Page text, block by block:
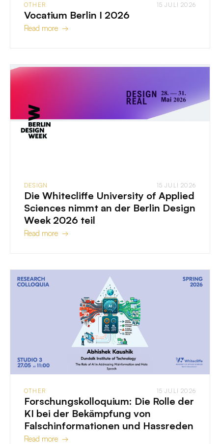
OTHER 15 JULI 2026
Vocatium Berlin I 2026
Read more →
DESIGN 15 JULI 2026
Die Whitecliffe University of Applied
Sciences nimmt an der Berlin Design
Week 2026 teil
Read more →
OTHER 15 JULI 2026
Forschungskolloquium: Die Rolle der
KI bei der Bekämpfung von
Falschinformationen und Hassreden
Read more →